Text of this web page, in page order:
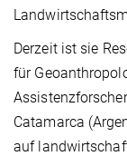
Derzeit ist sie
für
Catamarca
auf